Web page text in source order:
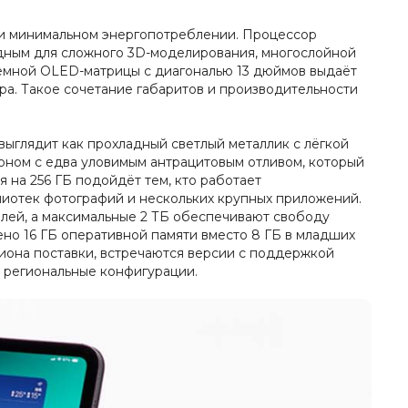
минимальном энергопотреблении. Процессор
для сложного 3D-моделирования, многослойной
OLED-матрицы с диагональю 13 дюймов выдаёт
Такое сочетание габаритов и производительности
как прохладный светлый металлик с лёгкой
с едва уловимым антрацитовым отливом, который
на 256 ГБ подойдёт тем, кто работает
фотографий и нескольких крупных приложений.
а максимальные 2 ТБ обеспечивают свободу
16 ГБ оперативной памяти вместо 8 ГБ в младших
поставки, встречаются версии с поддержкой
конфигурации.